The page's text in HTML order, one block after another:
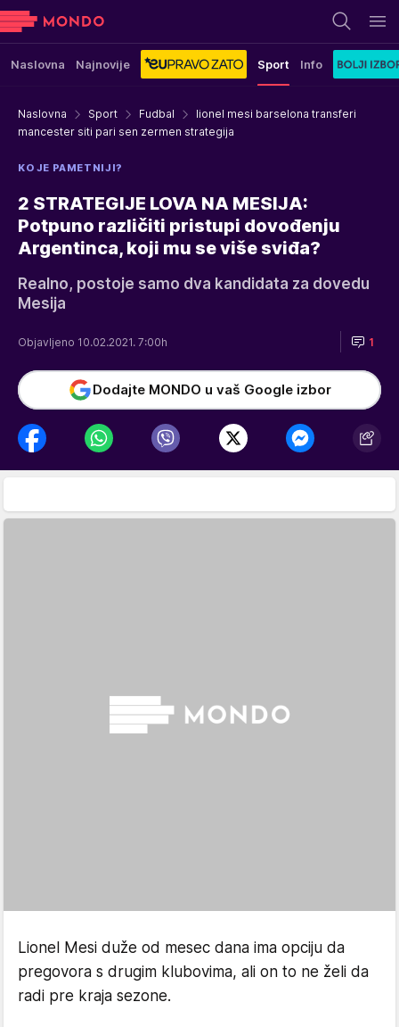
Naslovna Najnovije Sport Info
Naslovna Sport Fudbal
lionel mesi barselona transferi
mancester siti pari sen zermen strategija
KO JE PAMETNIJI?
2 STRATEGIJE LOVA NA MESIJA:
Potpuno različiti pristupi dovođenju
Argentinca, koji mu se više sviđa?
Realno, postoje samo dva kandidata za dovedu
Mesija
Objavljeno 10.02.2021. 7:00h 1
Dodajte MONDO u vaš Google izbor
Lionel Mesi duže od mesec dana ima opciju da
pregovora s drugim klubovima, ali on to ne želi da
radi pre kraja sezone.